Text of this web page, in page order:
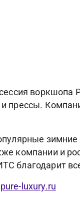
прессы.
компании и
благодарит
luxury.ru